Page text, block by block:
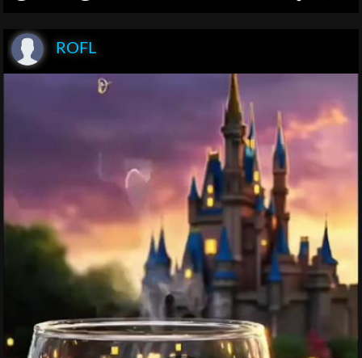
ROFL